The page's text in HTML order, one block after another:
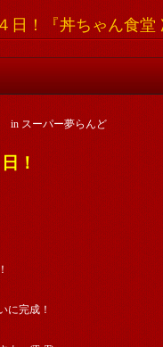
日！『丼ちゃん食堂
in スーパー夢らんど
！
に完成！